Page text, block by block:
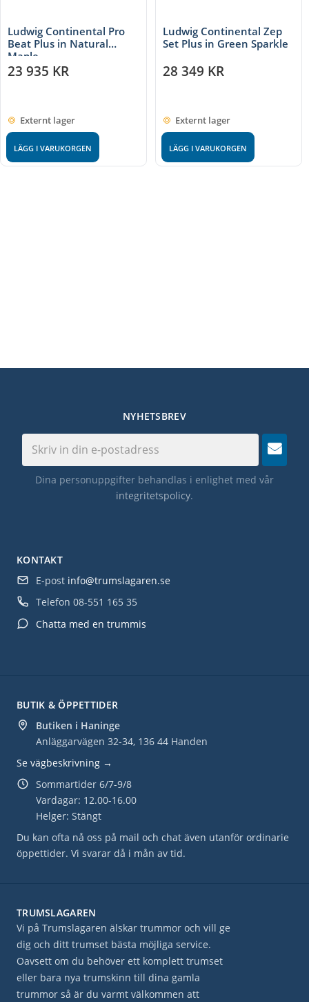
Ludwig Continental Pro
Beat Plus in Natural
Maple
23 935 KR
Externt lager
LÄGG I VARUKORGEN
Ludwig Continental Zep
Set Plus in Green Sparkle
28 349 KR
Externt lager
LÄGG I VARUKORGEN
BUTIK & ÖPPETTIDER
Butiken i Haninge
Anläggarvägen 32-34, 136 44 Handen
Se vägbeskrivning →
Sommartider 6/7-9/8
Vardagar: 12.00-16.00
Helger: Stängt
Du kan ofta nå oss på mail och chat även utanför ordinarie
öppettider. Vi svarar då i mån av tid.
KONTAKT
E-post info@trumslagaren.se
Telefon 08-551 165 35
Chatta med en trummis
TRUMSLAGAREN
Vi på Trumslagaren älskar trummor och vill ge
dig och ditt trumset bästa möjliga service.
Oavsett om du behöver ett komplett trumset
eller bara nya trumskinn till dina gamla
trummor så är du varmt välkommen att
NYHETSBREV
Dina personuppgifter behandlas i enlighet med vår
integritetspolicy.